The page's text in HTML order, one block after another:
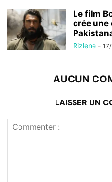
Le film
crée une
Rizlene -
AUCUN
LAISSER UN